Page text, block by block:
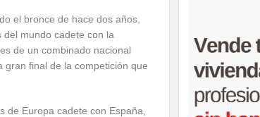
el bronce de hace dos años,
mundo cadete con la
de un combinado nacional
final de la competición que
de Europa cadete con España,